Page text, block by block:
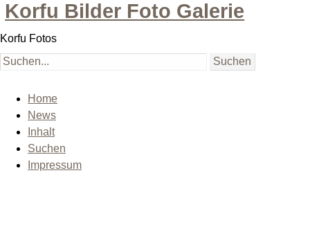
Korfu Bilder Foto Galerie
Korfu Fotos
Home
News
Inhalt
Suchen
Impressum